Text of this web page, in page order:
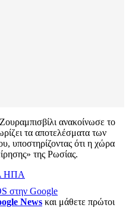
ανακοίνωσε το
τα αποτελέσματα των
υποστηρίζοντας ότι η χώρα
της Ρωσίας.
ΗΠΑ
στην Google
News και μάθετε πρώτοι